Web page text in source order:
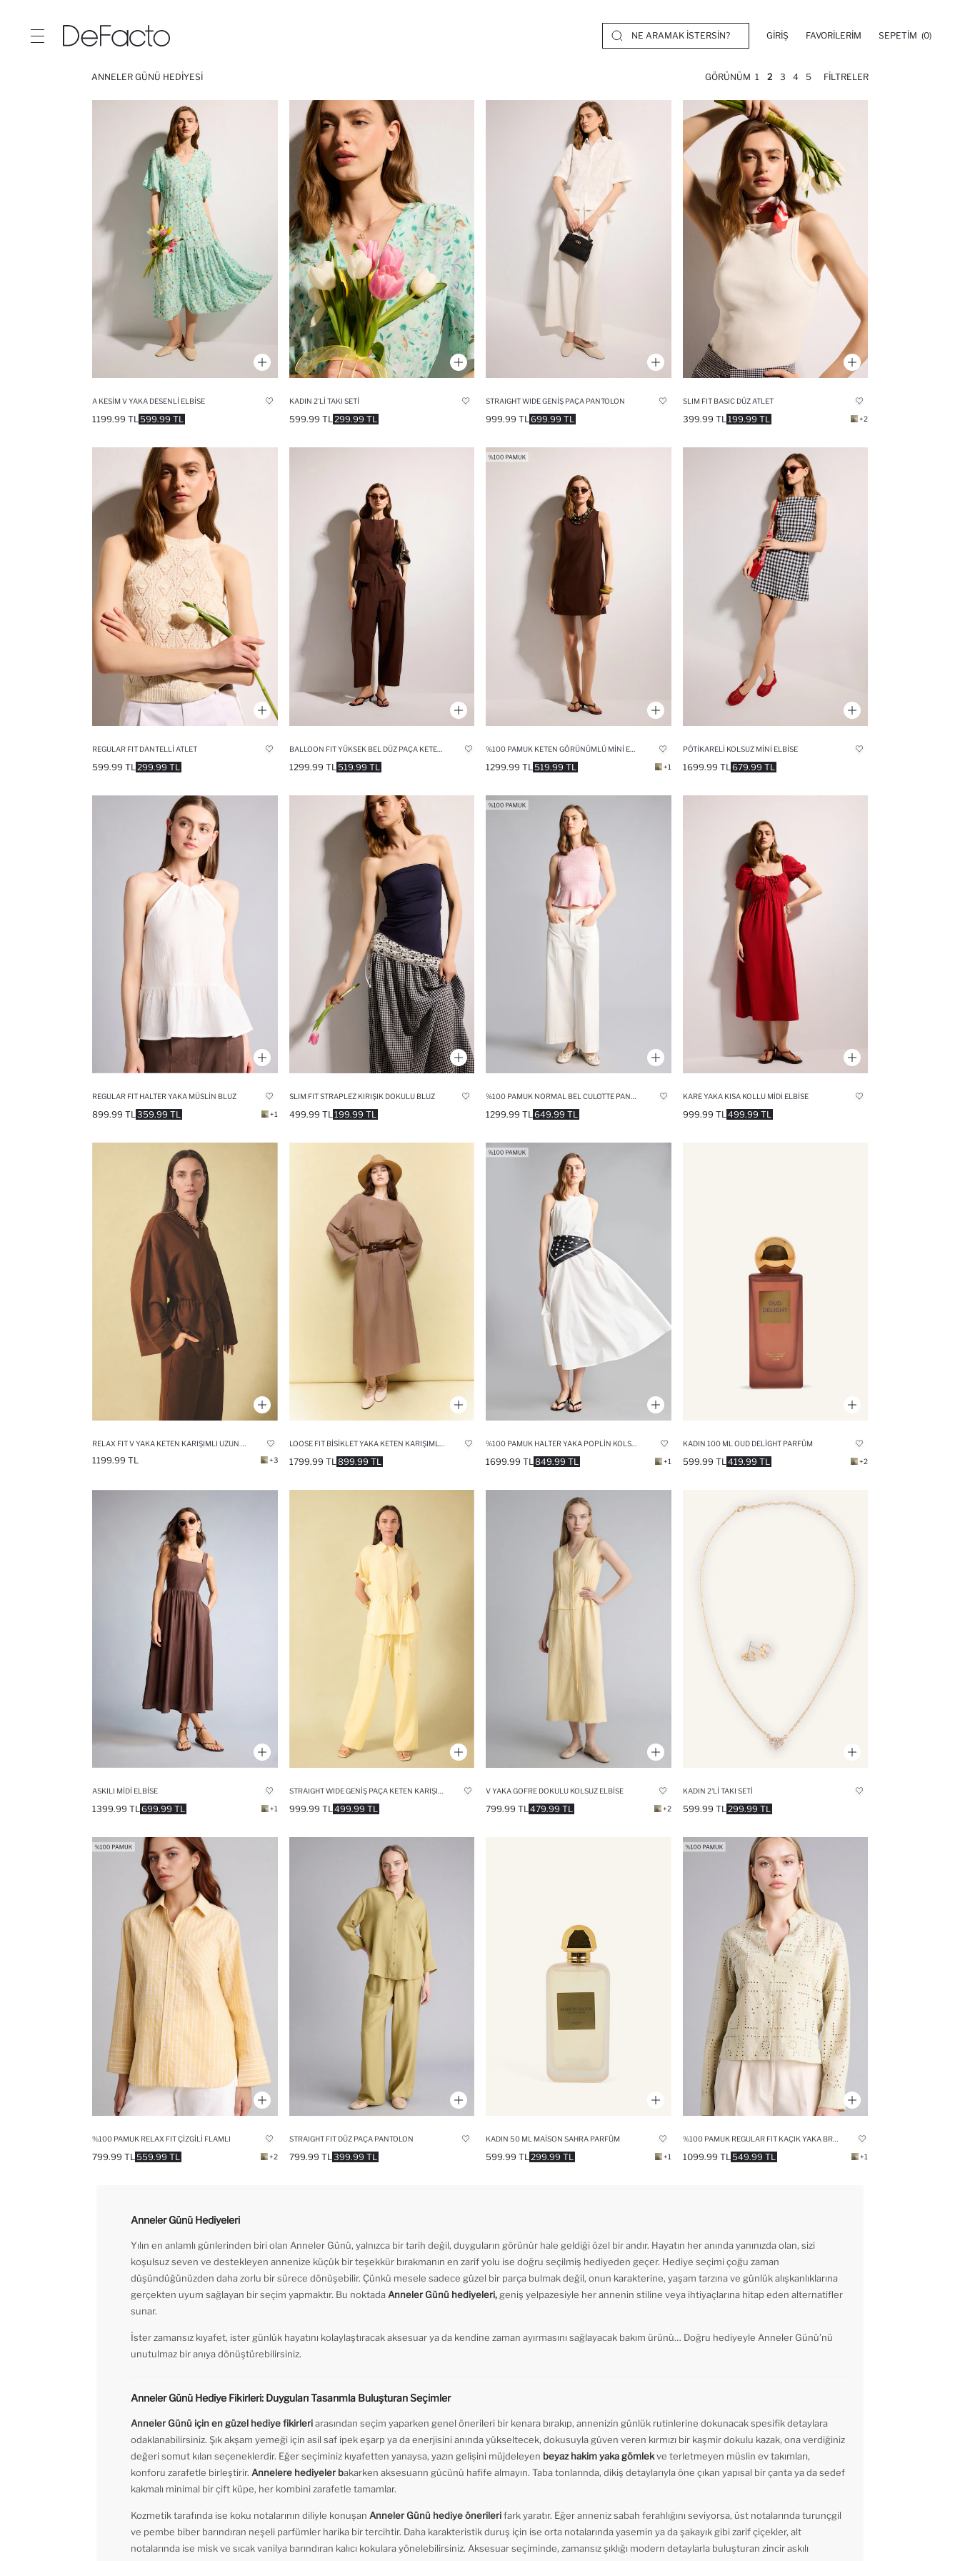
GIRIŞ FAVORILERIM SEPETIM (0)
ANNELER GÜNÜ HEDIYESI GÖRÜNÜM 1 2 3 4 5 FILTRELER
A KESIM V YAKA DESENLI ELBISE
599.99 TL
1199.99 TL
KADIN 2'LI TAKI SETI
299.99 TL
599.99 TL
STRAIGHT WIDE GENIŞ PAÇA PANTOLON
699.99 TL
999.99 TL
SLIM FIT BASIC DÜZ ATLET
199.99 TL
399.99 TL +2
REGULAR FIT DANTELLI ATLET
299.99 TL
599.99 TL
BALLOON FIT YÜKSEK BEL DÜZ PAÇA KETEN KARIŞIMLI PANTOLON
519.99 TL
1299.99 TL 519.99 TL
1299.99 TL +1
PÖTIKARELI KOLSUZ MINI ELBISE
679.99 TL
1699.99 TL
REGULAR FIT HALTER YAKA MÜSLIN BLUZ
359.99 TL
899.99 TL +1
SLIM FIT STRAPLEZ KIRIŞIK DOKULU BLUZ
199.99 TL
499.99 TL 649.99 TL
1299.99 TL
KARE YAKA KISA KOLLU MIDI ELBISE
499.99 TL
999.99 TL
1199.99 TL +3 899.99 TL
1799.99 TL 849.99 TL
1699.99 TL +1
KADIN 100 ML OUD DELIGHT PARFÜM
419.99 TL
599.99 TL +2
ASKILI MIDI ELBISE
699.99 TL
1399.99 TL +1 499.99 TL
999.99 TL
V YAKA GOFRE DOKULU KOLSUZ ELBISE
479.99 TL
799.99 TL +2
KADIN 2'LI TAKI SETI
299.99 TL
599.99 TL
%100 PAMUK RELAX FIT ÇIZGILI FLAMLI
559.99 TL
799.99 TL +2
STRAIGHT FIT DÜZ PAÇA PANTOLON
399.99 TL
799.99 TL
KADIN 50 ML MAISON SAHRA PARFÜM
299.99 TL
599.99 TL +1
%100 PAMUK REGULAR FIT KAÇIK YAKA BRODE UZUN KOLLU GÖMLEK
549.99 TL
1099.99 TL +1
Anneler Günü Hediyeleri
Yılın en anlamlı günlerinden biri olan Anneler Günü, yalnızca bir tarih değil, duyguların görünür hale geldiği özel bir andır. Hayatın her anında yanınızda olan, sizi
koşulsuz seven ve destekleyen annenize küçük bir teşekkür bırakmanın en zarif yolu ise doğru seçilmiş hediyeden geçer. Hediye seçimi çoğu zaman
düşündüğünüzden daha zorlu bir sürece dönüşebilir. Çünkü mesele sadece güzel bir parça bulmak değil, onun karakterine, yaşam tarzına ve günlük alışkanlıklarına
gerçekten uyum sağlayan bir seçim yapmaktır. Bu noktada Anneler Günü hediyeleri, geniş yelpazesiyle her annenin stiline veya ihtiyaçlarına hitap eden alternatifler
sunar.
İster zamansız kıyafet, ister günlük hayatını kolaylaştıracak aksesuar ya da kendine zaman ayırmasını sağlayacak bakım ürünü… Doğru hediyeyle Anneler Günü’nü
unutulmaz bir anıya dönüştürebilirsiniz.
Anneler Günü Hediye Fikirleri: Duyguları Tasarımla Buluşturan Seçimler
Anneler Günü için en güzel hediye fikirleriarasından seçim yaparken genel önerileri bir kenara bırakıp, annenizin günlük rutinlerine dokunacak spesifik detaylara
odaklanabilirsiniz. Şık akşam yemeği için asil saf ipek eşarp ya da enerjisini anında yükseltecek, dokusuyla güven veren kırmızı bir kaşmir dokulu kazak, ona verdiğiniz
değeri somut kılan seçeneklerdir. Eğer seçiminiz kıyafetten yanaysa, yazın gelişini müjdeleyen beyaz hakim yaka gömlekve terletmeyen müslin ev takımları,
konforu zarafetle birleştirir. Annelere hediyeler bakarken aksesuarın gücünü hafife almayın. Taba tonlarında, dikiş detaylarıyla öne çıkan yapısal bir çanta ya da sedef
kakmalı minimal bir çift küpe, her kombini zarafetle tamamlar.
Kozmetik tarafında ise koku notalarının diliyle konuşan Anneler Günü hediye önerilerifark yaratır. Eğer anneniz sabah ferahlığını seviyorsa, üst notalarında turunçgil
ve pembe biber barındıran neşeli parfümler harika bir tercihtir. Daha karakteristik duruş için ise orta notalarında yasemin ya da şakayık gibi zarif çiçekler, alt
notalarında ise misk ve sıcak vanilya barındıran kalıcı kokulara yönelebilirsiniz. Aksesuar seçiminde, zamansız şıklığı modern detaylarla buluşturan zincir askılı